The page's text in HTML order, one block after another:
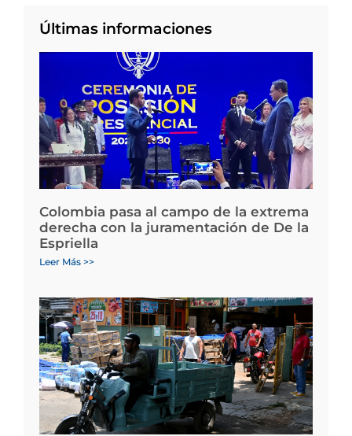
Últimas informaciones
Colombia pasa al campo de la extrema
derecha con la juramentación de De la
Espriella
Leer Más >>